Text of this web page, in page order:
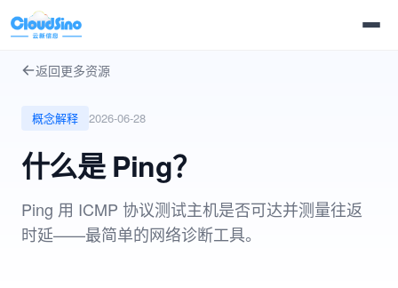
返回更多资源
概念解释 2026-06-28
什么是 Ping？
Ping 用 ICMP 协议测试主机是否可达并测量往返
时延——最简单的网络诊断工具。